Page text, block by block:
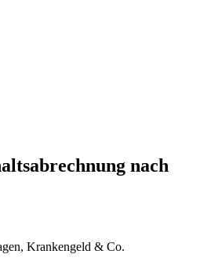
nach
Krankengeld & Co.